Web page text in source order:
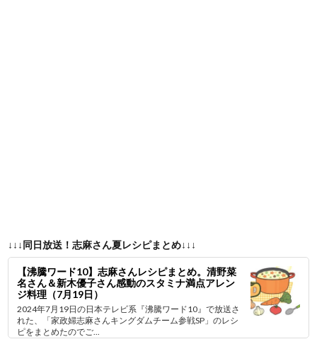
↓↓↓同日放送！志麻さん夏レシピまとめ↓↓↓
【沸騰ワード10】志麻さんレシピまとめ。清野菜
名さん＆新木優子さん感動のスタミナ満点アレン
ジ料理（7月19日）
2024年7月19日の日本テレビ系『沸騰ワード10』で放送さ
れた、「家政婦志麻さんキングダムチーム参戦SP」のレシ
ピをまとめたのでご...